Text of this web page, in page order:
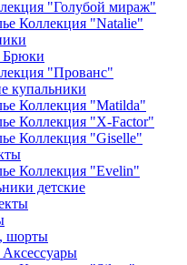
"Голубой мираж"
Коллекция "Natalie"
Брюки
"Прованс"
купальники
Коллекция "Matilda"
Коллекция "X-Factor"
Коллекция "Giselle"
Коллекция "Evelin"
детские
шорты
Аксессуары